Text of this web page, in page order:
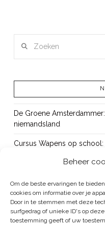
Beheer
Om de beste ervaringen te
cookies om informatie over je
Door in te stemmen met deze
surfgedrag of unieke ID's op
toestemming geeft of uw
De Groene
niemandsland
Cursus Wapens op
Bureau Beke ontwikkelt
Vacature: senior